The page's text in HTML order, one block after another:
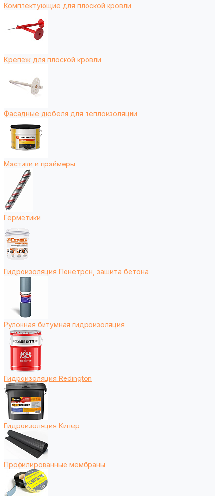
Комплектующие для плоской кровли
Крепеж для плоской кровли
Фасадные дюбеля для теплоизоляции
Мастики и праймеры
Герметики
Гидроизоляция Пенетрон, защита бетона
Рулонная битумная гидроизоляция
Гидроизоляция Redington
Гидроизоляция Кипер
Профилированные мембраны